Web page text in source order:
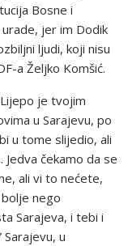
Bosne i
jer im Dodik
ljudi, koji nisu
a Željko Komšić.
je tvojim
u Sarajevu, po
u tome slijedio, ali
čekamo da se
ali vi to nećete,
nego
Sarajeva, i tebi i
Sarajevu, u